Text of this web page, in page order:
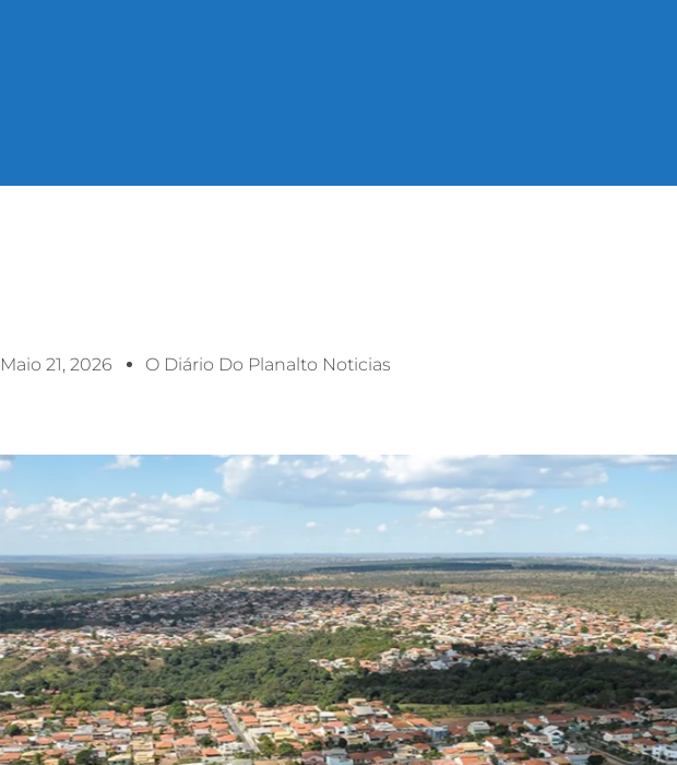
Maio 21, 2026 O Diário Do Planalto Noticias